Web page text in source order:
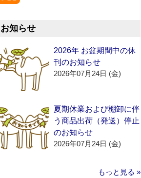
お知らせ
2026年 お盆期間中の休
刊のお知らせ
2026年07月24日 (金)
夏期休業および棚卸に伴
う商品出荷（発送）停止
のお知らせ
2026年07月24日 (金)
もっと見る »